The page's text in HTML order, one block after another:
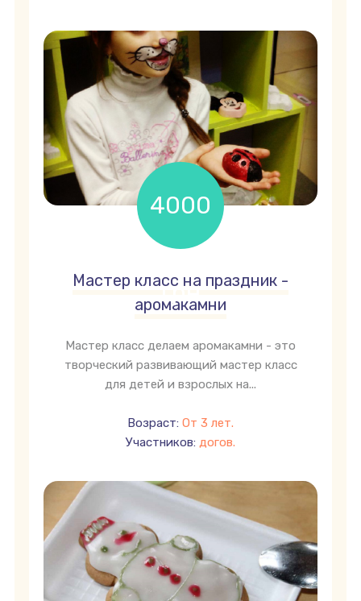
4000
грн
Мастер класс на праздник -
аромакамни
Мастер класс делаем аромакамни - это
творческий развивающий мастер класс
для детей и взрослых на...
Возраст: От 3 лет.
Участников: догов.